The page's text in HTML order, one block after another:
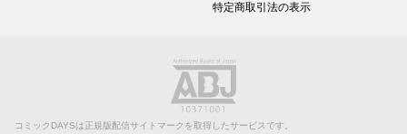
特定商取引法の表示
コミックDAYSは正規版配信サイトマークを取得したサービスです。